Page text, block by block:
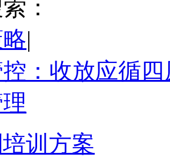
：
|
：收放应循四
训方案